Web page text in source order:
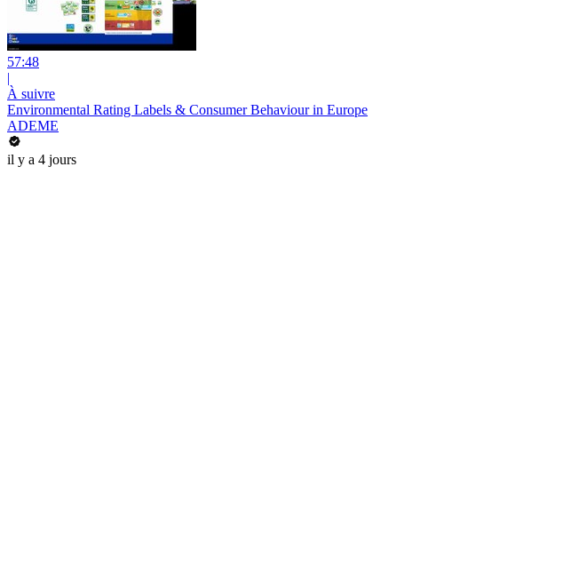
57:48
|
À suivre
Environmental Rating Labels & Consumer Behaviour in Europe
ADEME
il y a 4 jours